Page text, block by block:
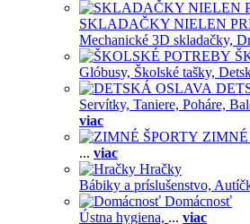
SKLADAČKY NIELEN
Mechanické 3D skladačky,
Glóbusy, Školské tašky,
Servítky, Taniere, Poháre,
viac
ZIMNÉ
... viac
Hračky
Bábiky a príslušenstvo,
Domácnosť
Ústna hygiena, ... viac